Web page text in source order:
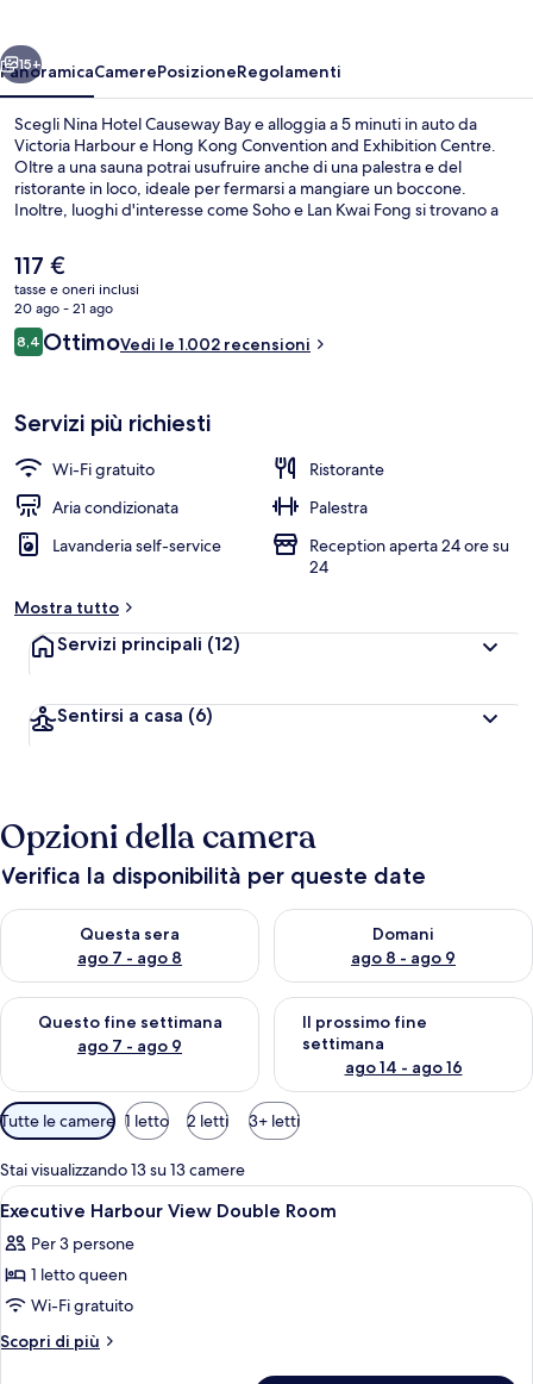
Avanti
15+
PanoramicaCamerePosizioneRegolamenti
Scegli Nina Hotel Causeway Bay e alloggia a 5 minuti in auto da
Victoria Harbour e Hong Kong Convention and Exhibition Centre.
Oltre a una sauna potrai usufruire anche di una palestra e del
ristorante in loco, ideale per fermarsi a mangiare un boccone.
Inoltre, luoghi d'interesse come Soho e Lan Kwai Fong si trovano a
ai mezzi pubblici: Fermata del tram di Lau Sin Street è a pochi metri
di distanza e Stazione di Hong Kong Tin Hau si trova a 2 min a piedi.
Il
prezzo
attuale
è
117 €
117 €
tasse e oneri inclusi
20 ago - 21 ago
Recensioni
8,48,4 su 10
OttimoVedi le 1.002 recensioni
Servizi più richiesti
Wi-Fi gratuito
Ristorante
Aria condizionata
Palestra
Lavanderia self-service
Reception aperta 24 ore su
24
Mostra tutto
Servizi principali (12)
Sentirsi a casa (6)
Opzioni della camera
Verifica la disponibilità per queste date
Questa sera
ago 7 - ago 8
Verifica la disponibilità per questa sera, ago 7 - ago 8
Domani
ago 8 - ago 9
Verifica la disponibilità per
Questo fine settimana
ago 7 - ago 9
Verifica la disponibilità per questo fine settimana, ago 7 - ago
Il prossimo fine
settimana
ago 14 - ago 16
Verifica la disponibilità per il
Filtri
disponibili
per
le
camere
Tutte le camere 1 letto 2 letti 3+ letti
Stai visualizzando 13 su 13 camere
Apri
tutte
le
foto
per
Executive
Una cassaforte in camera, una
2
Executive Harbour View Double Room
Per 3 persone
1 letto queen
Wi-Fi gratuito
Scopri di più
Altri